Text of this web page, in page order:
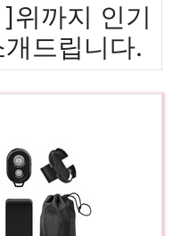
위까지 인기
드립니다.